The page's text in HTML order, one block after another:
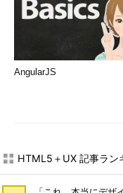
AngularJS
HTML5＋UX 記事ラン